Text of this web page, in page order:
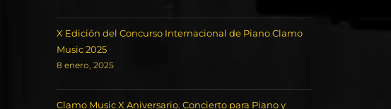
X Edición del Concurso Internacional de Piano Clamo
Music 2025
8 enero, 2025
Clamo Music X Aniversario. Concierto para Piano y